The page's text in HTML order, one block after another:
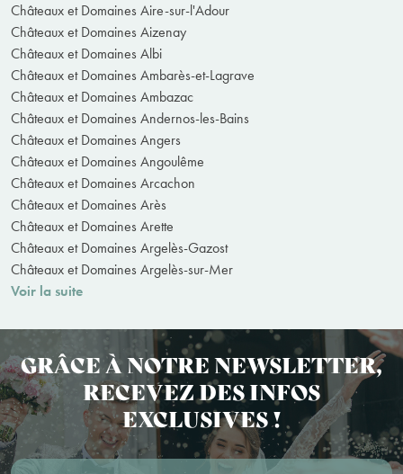
Châteaux et Domaines Aire-sur-l'Adour
Châteaux et Domaines Aizenay
Châteaux et Domaines Albi
Châteaux et Domaines Ambarès-et-Lagrave
Châteaux et Domaines Ambazac
Châteaux et Domaines Andernos-les-Bains
Châteaux et Domaines Angers
Châteaux et Domaines Angoulême
Châteaux et Domaines Arcachon
Châteaux et Domaines Arès
Châteaux et Domaines Arette
Châteaux et Domaines Argelès-Gazost
Châteaux et Domaines Argelès-sur-Mer
Voir la suite
GRÂCE À NOTRE NEWSLETTER,
RECEVEZ DES INFOS
EXCLUSIVES !